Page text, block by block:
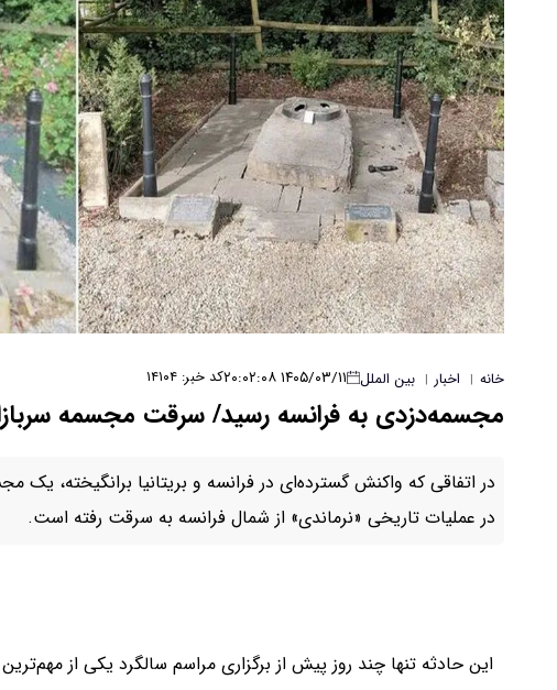
خانه | اخبار | بین الملل ۱۴۰۵/۰۳/۱۱ ۲۰:۰۲:۰۸ کد خبر: ۱۴۱۰۴
مجسمه‌دزدی به فرانسه رسید/ سرقت مجسمه سربازان
در اتفاقی که واکنش گسترده‌ای در فرانسه و بریتانیا برانگیخته، یک
در عملیات تاریخی «نرماندی» از شمال فرانسه به سرقت رفته است.
این حادثه تنها چند روز پیش از برگزاری مراسم سالگرد یکی از